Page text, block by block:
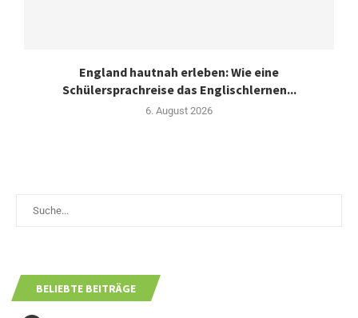
England hautnah erleben: Wie eine
Schülersprachreise das Englischlernen...
6. August 2026
BELIEBTE BEITRÄGE